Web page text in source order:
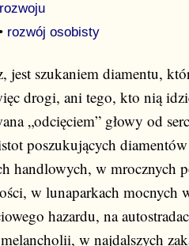
rozwój osobisty
jest szukaniem diamentu,
drogi, ani tego, kto nią
„odcięciem” głowy od
poszukujących
handlowych, w mrocznych
w lunaparkach
hazardu, na
w najdalszych